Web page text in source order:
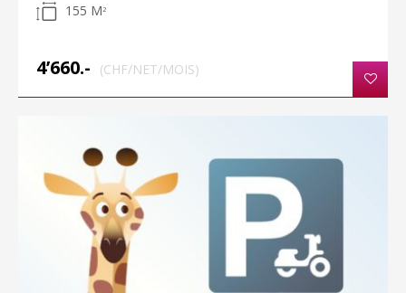
155 M 2
4’660.- (CHF/NET/MOIS)